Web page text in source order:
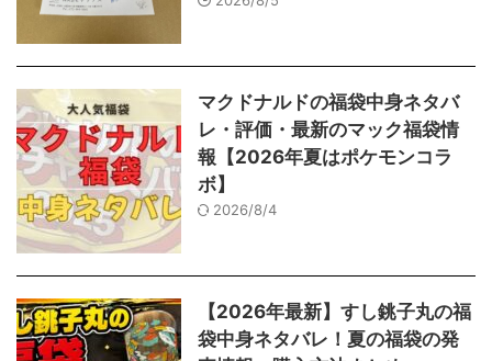
マクドナルドの福袋中身ネタバ
レ・評価・最新のマック福袋情
報【2026年夏はポケモンコラ
ボ】
2026/8/4
【2026年最新】すし銚子丸の福
袋中身ネタバレ！夏の福袋の発